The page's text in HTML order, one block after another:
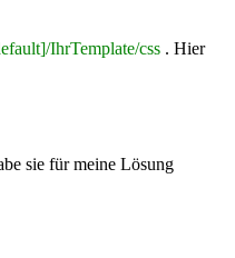
IhrTemplate/css . Hier
sie für meine Lösung